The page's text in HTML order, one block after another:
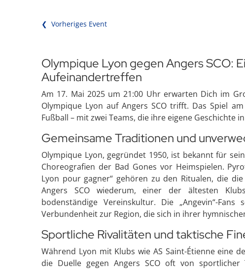
❮ Vorheriges Event
Olympique Lyon gegen Angers SCO:
Aufeinandertreffen
Am 17. Mai 2025 um 21:00 Uhr erwarten Dich im
Olympique Lyon auf Angers SCO trifft. Das Spiel
Fußball – mit zwei Teams, die ihre eigene Geschichte
Gemeinsame Traditionen und
Olympique Lyon, gegründet 1950, ist bekannt für
Choreografien der Bad Gones vor Heimspielen.
Lyon pour gagner“ gehören zu den Ritualen, die
Angers SCO wiederum, einer der ältesten
bodenständige Vereinskultur. Die „Angevin“-
Verbundenheit zur Region, die sich in ihrer
Sportliche Rivalitäten und taktische
Während Lyon mit Klubs wie AS Saint-Étienne eine
die Duelle gegen Angers SCO oft von